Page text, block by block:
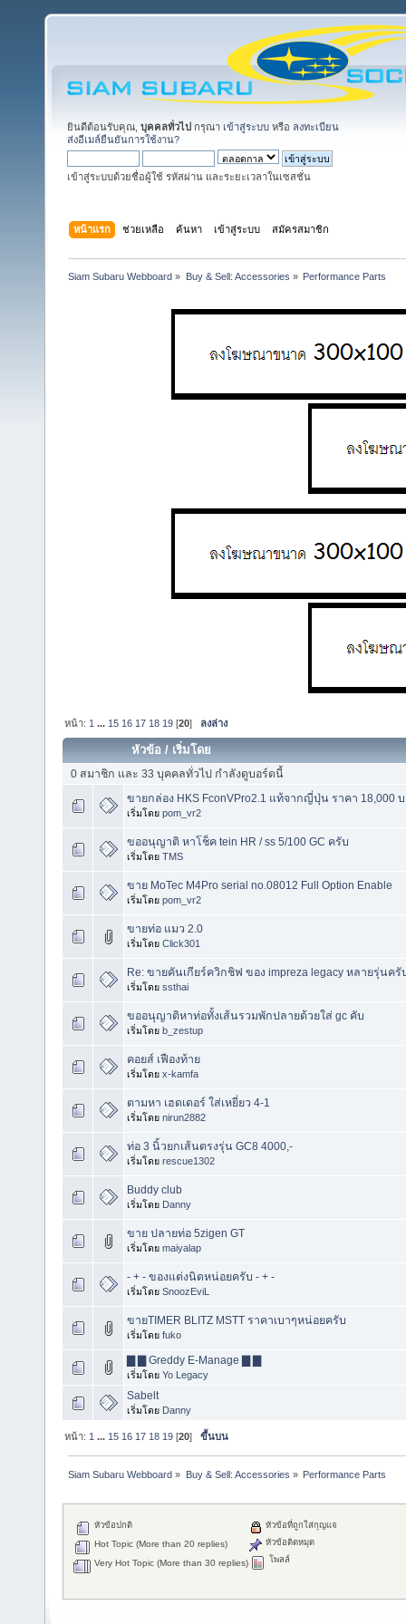
ยินดีต้อนรับคุณ, บุคคลทั่วไป กรุณา เข้าสู่ระบบ หรือ ลงทะเบียน
ส่งอีเมล์ยืนยันการใช้งาน?
เข้าสู่ระบบด้วยชื่อผู้ใช้ รหัสผ่าน และระยะเวลาในเซสชั่น
หน้าแรก ช่วยเหลือ ค้นหา เข้าสู่ระบบ สมัครสมาชิก
Siam Subaru Webboard » Buy & Sell: Accessories » Performance Parts
หน้า: 1 ... 15 16 17 18 19 [20] ลงล่าง
หัวข้อ / เริ่มโดย
0 สมาชิก และ 33 บุคคลทั่วไป กำลังดูบอร์ดนี้
ขายกล่อง HKS FconVPro2.1 แท้จากญี่ปุ่น ราคา 18,000
เริ่มโดย pom_vr2
ขออนุญาติ หาโช็ค tein HR / ss 5/100 GC ครับ
เริ่มโดย TMS
ขาย MoTec M4Pro serial no.08012 Full Option Enable
เริ่มโดย pom_vr2
ขายท่อ แมว 2.0
เริ่มโดย Click301
Re: ขายคันเกียร์ควิกชิฟ ของ impreza legacy หลายรุ่นครั
เริ่มโดย ssthai
ขออนุญาติหาท่อทั้งเส้นรวมพักปลายด้วยใส่ gc คับ
เริ่มโดย b_zestup
คอยส์ เฟืองท้าย
เริ่มโดย x-kamfa
ตามหา เฮดเดอร์ ใส่เหยี่ยว 4-1
เริ่มโดย nirun2882
ท่อ 3 นิ้วยกเส้นตรงรุ่น GC8 4000,-
เริ่มโดย rescue1302
Buddy club
เริ่มโดย Danny
ขาย ปลายท่อ 5zigen GT
เริ่มโดย maiyalap
- + - ของแต่งนิดหน่อยครับ - + -
เริ่มโดย SnoozEviL
ขายTIMER BLITZ MSTT ราคาเบาๆหน่อยครับ
เริ่มโดย fuko
▇ ▇ Greddy E-Manage ▇ ▇
เริ่มโดย Yo Legacy
Sabelt
เริ่มโดย Danny
หน้า: 1 ... 15 16 17 18 19 [20]ขึ้นบน
Siam Subaru Webboard » Buy & Sell: Accessories » Performance Parts
หัวข้อปกติ
Hot Topic (More than 20 replies)
Very Hot Topic (More than 30 replies)
หัวข้อที่ถูกใส่กุญแจ
หัวข้อติดหมุด
โพลล์